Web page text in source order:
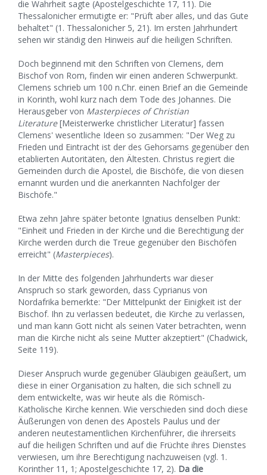
die Wahrheit sagte (Apostelgeschichte 17, 11). Die
Thessalonicher ermutigte er: "Prüft aber alles, und das Gute
behaltet" (1. Thessalonicher 5, 21). Im ersten Jahrhundert
sehen wir ständig den Hinweis auf die heiligen Schriften.
Doch beginnend mit den Schriften von Clemens, dem
Bischof von Rom, finden wir einen anderen Schwerpunkt.
Clemens schrieb um 100 n.Chr. einen Brief an die Gemeinde
in Korinth, wohl kurz nach dem Tode des Johannes. Die
Herausgeber von Masterpieces of Christian
Literature[Meisterwerke christlicher Literatur] fassen
Clemens' wesentliche Ideen so zusammen: "Der Weg zu
Frieden und Eintracht ist der des Gehorsams gegenüber den
etablierten Autoritäten, den Ältesten. Christus regiert die
Gemeinden durch die Apostel, die Bischöfe, die von diesen
ernannt wurden und die anerkannten Nachfolger der
Bischöfe."
Etwa zehn Jahre später betonte Ignatius denselben Punkt:
"Einheit und Frieden in der Kirche und die Berechtigung der
Kirche werden durch die Treue gegenüber den Bischöfen
erreicht" (Masterpieces).
In der Mitte des folgenden Jahrhunderts war dieser
Anspruch so stark geworden, dass Cyprianus von
Nordafrika bemerkte: "Der Mittelpunkt der Einigkeit ist der
Bischof. Ihn zu verlassen bedeutet, die Kirche zu verlassen,
und man kann Gott nicht als seinen Vater betrachten, wenn
man die Kirche nicht als seine Mutter akzeptiert" (Chadwick,
Seite 119).
Dieser Anspruch wurde gegenüber Gläubigen geäußert, um
diese in einer Organisation zu halten, die sich schnell zu
dem entwickelte, was wir heute als die Römisch-
Katholische Kirche kennen. Wie verschieden sind doch diese
Äußerungen von denen des Apostels Paulus und der
anderen neutestamentlichen Kirchenführer, die ihrerseits
auf die heiligen Schriften und auf die Früchte ihres Dienstes
verwiesen, um ihre Berechtigung nachzuweisen (vgl. 1.
Korinther 11, 1; Apostelgeschichte 17, 2). Da die